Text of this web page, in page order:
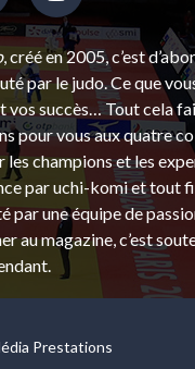
, créé en 2005, c’est
par le judo. Ce que
vos succès… Tout cela
pour vous aux quatre
champions et les
par uchi-komi et tout
par une équipe de
au magazine, c’est
Prestations